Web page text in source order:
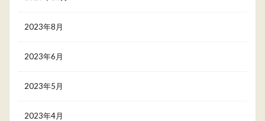
2023年8月
2023年6月
2023年5月
2023年4月